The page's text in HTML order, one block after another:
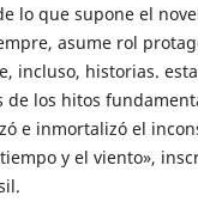
lo que supone el
asume rol
incluso, historias.
de los hitos
e inmortalizó el
y el viento»,